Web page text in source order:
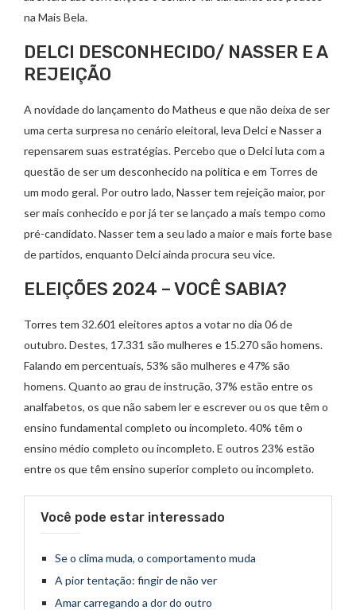
na Mais Bela.
DELCI DESCONHECIDO/ NASSER E A
REJEIÇÃO
A novidade do lançamento do Matheus e que não deixa de ser
uma certa surpresa no cenário eleitoral, leva Delci e Nasser a
repensarem suas estratégias. Percebo que o Delci luta com a
questão de ser um desconhecido na política e em Torres de
um modo geral. Por outro lado, Nasser tem rejeição maior, por
ser mais conhecido e por já ter se lançado a mais tempo como
pré-candidato. Nasser tem a seu lado a maior e mais forte base
de partidos, enquanto Delci ainda procura seu vice.
ELEIÇÕES 2024 – VOCÊ SABIA?
Torres tem 32.601 eleitores aptos a votar no dia 06 de
outubro. Destes, 17.331 são mulheres e 15.270 são homens.
Falando em percentuais, 53% são mulheres e 47% são
homens. Quanto ao grau de instrução, 37% estão entre os
analfabetos, os que não sabem ler e escrever ou os que têm o
ensino fundamental completo ou incompleto. 40% têm o
ensino médio completo ou incompleto. E outros 23% estão
entre os que têm ensino superior completo ou incompleto.
Você pode estar interessado
Se o clima muda, o comportamento muda
A pior tentação: fingir de não ver
Amar carregando a dor do outro